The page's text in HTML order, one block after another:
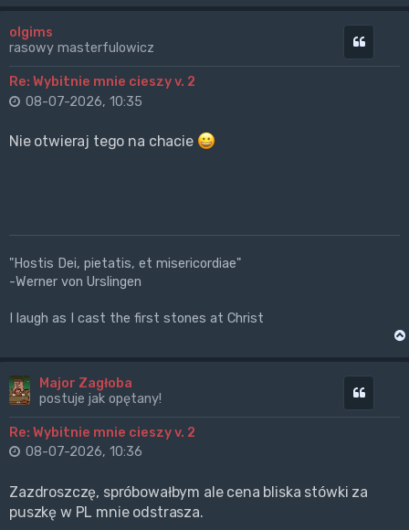
olgims
rasowy masterfulowicz
Re: Wybitnie mnie cieszy v. 2
08-07-2026, 10:35
Nie otwieraj tego na chacie
"Hostis Dei, pietatis, et misericordiae"
-Werner von Urslingen
I laugh as I cast the first stones at Christ
Major Zagłoba
postuje jak opętany!
Re: Wybitnie mnie cieszy v. 2
08-07-2026, 10:36
Zazdroszczę, spróbowałbym ale cena bliska stówki za
puszkę w PL mnie odstrasza.